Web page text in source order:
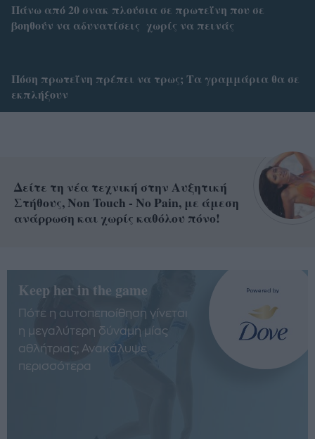
Πάνω από 20 σνακ πλούσια σε πρωτεΐνη που σε
βοηθούν να αδυνατίσεις χωρίς να πεινάς
Πόση πρωτεΐνη πρέπει να τρως; Τα γραμμάρια θα σε
εκπλήξουν
Δείτε τη νέα τεχνική στην Αυξητική
Στήθους, Non Touch - No Pain, με άμεση
ανάρρωση και χωρίς καθόλου πόνο!
Keep her in the game
Πότε η αυτοπεποίθηση γίνεται
η μεγαλύτερη δύναμη μίας
αθλήτριας; Ανακάλυψε
περισσότερα